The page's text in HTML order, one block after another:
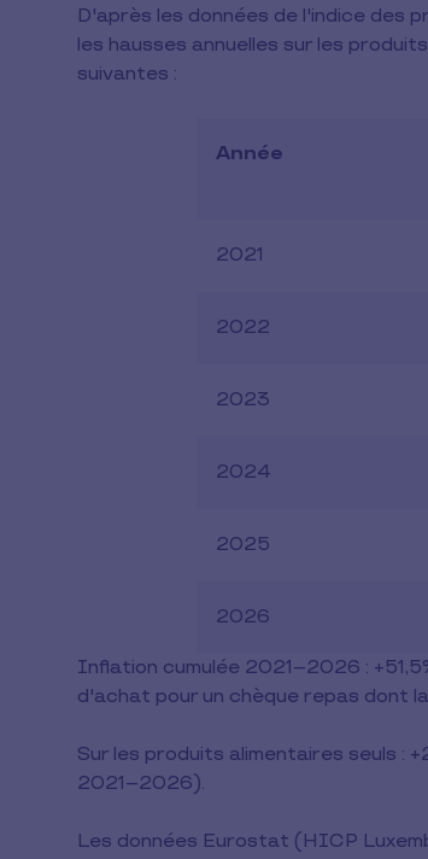
D'après les données de l'indice des
les hausses annuelles sur les
suivantes :
Année
2021
2022
2023
2024
2025
2026
Inflation cumulée 2021–2026 :
d'achat pour un chèque repas dont
Sur les produits alimentaires seuls :
2021–2026).
Les données Eurostat (HICP